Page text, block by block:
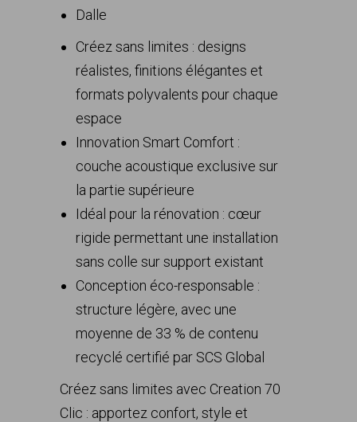
Dalle
Créez sans limites : designs
réalistes, finitions élégantes et
formats polyvalents pour chaque
espace
Innovation Smart Comfort :
couche acoustique exclusive sur
la partie supérieure
Idéal pour la rénovation : cœur
rigide permettant une installation
sans colle sur support existant
Conception éco-responsable :
structure légère, avec une
moyenne de 33 % de contenu
recyclé certifié par SCS Global
Créez sans limites avec Creation 70
Clic : apportez confort, style et